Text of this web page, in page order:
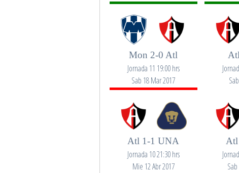
Mon 2-0 Atl
Jornada 11 19:00 hrs
Sab 18 Mar 2017
Atl 1-1 UNA
Jornada 10 21:30 hrs
Mie 12 Abr 2017
Atl